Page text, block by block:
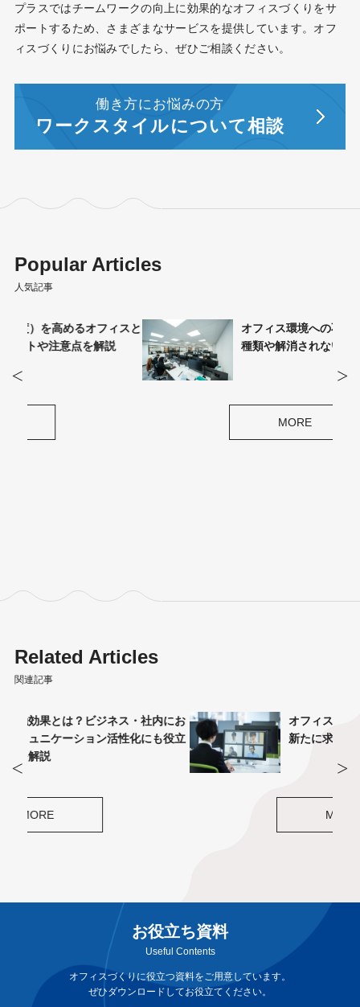
プラスではチームワークの向上に効果的なオフィスづくりをサ
ポートするため、さまざまなサービスを提供しています。オフ
ィスづくりにお悩みでしたら、ぜひご相談ください。
働き方にお悩みの方
ワークスタイルについて相談
Popular Articles
人気記事
オフィス環境への不満の原因は？不満の
種類や解消されないリスクを解説
Related Articles
関連記事
オフィス回帰のメリット・デメリット。
新たに求められるオフィスの役割を解説
お役立ち資料
Useful Contents
オフィスづくりに役立つ資料をご用意しています。
ぜひダウンロードしてお役立てください。